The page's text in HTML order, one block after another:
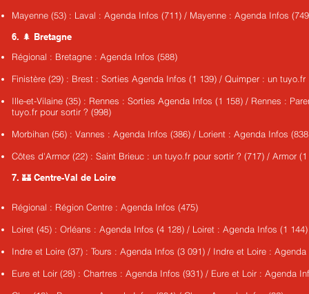
Mayenne (53) : Laval : Agenda Infos (711) / Mayenne : Agenda Infos
6. 🌲 Bretagne
Régional : Bretagne : Agenda Infos (588)
Finistère (29) : Brest : Sorties Agenda Infos (1 139) / Quimper : un
Ille-et-Vilaine (35) : Rennes : Sorties Agenda Infos (1 158) / Rennes :
tuyo.fr pour sortir ? (998)
Morbihan (56) : Vannes : Agenda Infos (386) / Lorient : Agenda Infos
Côtes d'Armor (22) : Saint Brieuc : un tuyo.fr pour sortir ? (717) / Armor (1
7. 🏰 Centre-Val de Loire
Régional : Région Centre : Agenda Infos (475)
Loiret (45) : Orléans : Agenda Infos (4 128) / Loiret : Agenda Infos (1 144)
Indre et Loire (37) : Tours : Agenda Infos (3 091) / Indre et Loire : Agenda
Eure et Loir (28) : Chartres : Agenda Infos (931) / Eure et Loir : Agenda